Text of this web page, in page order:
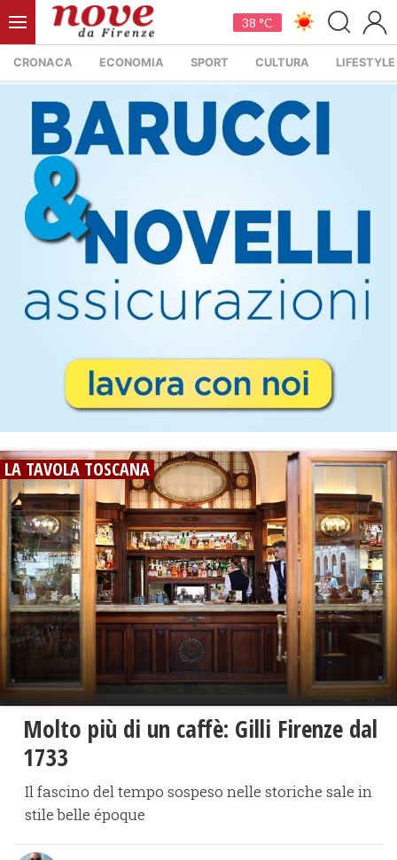
38 °C
CRONACA ECONOMIA SPORT CULTURA LIFESTYLE
LA TAVOLA TOSCANA
​Molto più di un caffè: Gilli Firenze dal
1733
Il fascino del tempo sospeso nelle storiche sale in
stile belle époque